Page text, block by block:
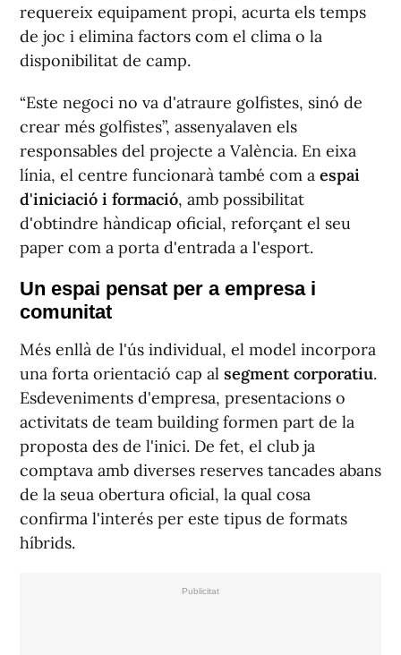
requereix equipament propi, acurta els temps
de joc i elimina factors com el clima o la
disponibilitat de camp.
“Este negoci no va d'atraure golfistes, sinó de
crear més golfistes”, assenyalaven els
responsables del projecte a València. En eixa
línia, el centre funcionarà també com a espai
d'iniciació i formació, amb possibilitat
d'obtindre hàndicap oficial, reforçant el seu
paper com a porta d'entrada a l'esport.
Un espai pensat per a empresa i
comunitat
Més enllà de l'ús individual, el model incorpora
una forta orientació cap al segment corporatiu.
Esdeveniments d'empresa, presentacions o
activitats de team building formen part de la
proposta des de l'inici. De fet, el club ja
comptava amb diverses reserves tancades abans
de la seua obertura oficial, la qual cosa
confirma l'interés per este tipus de formats
híbrids.